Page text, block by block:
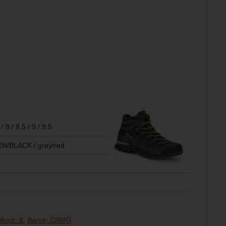
8 / 8.5 / 9 / 9.5
BLACK / grey/red
8
Barva: CAMO